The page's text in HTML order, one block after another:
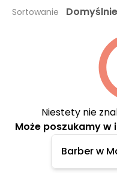
Sortowanie Domyślnie
Niestety nie
Może poszukamy w
Barber w